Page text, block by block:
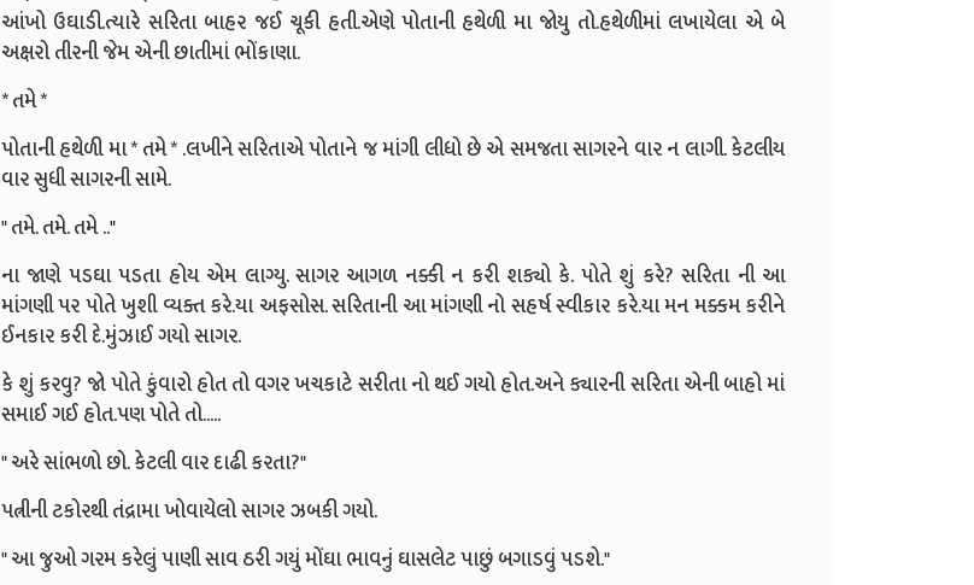
આંખો ઉઘાડી.ત્યારે સરિતા બાહર જઈ ચૂકી હતી.એણે પોતાની હથેળી મા જોયુ તો.હથેળીમાં લખાયેલા એ બે
અક્ષરો તીરની જેમ એની છાતીમાં ભોંકાણા.
* તમે *
પોતાની હથેળી મા * તમે * .લખીને સરિતાએ પોતાને જ માંગી લીધો છે એ સમજતા સાગરને વાર ન લાગી. કેટલીય
વાર સુધી સાગરની સામે.
" તમે. તમે. તમે .."
ના જાણે પડઘા પડતા હોય એમ લાગ્યુ. સાગર આગળ નક્કી ન કરી શક્યો કે. પોતે શું કરે? સરિતા ની આ
માંગણી પર પોતે ખુશી વ્યક્ત કરે.યા અફસોસ. સરિતાની આ માંગણી નો સહર્ષ સ્વીકાર કરે.યા મન મક્કમ કરીને
ઈનકાર કરી દે.મુંઝાઈ ગયો સાગર.
કે શું કરવુ? જો પોતે કુંવારો હોત તો વગર ખચકાટે સરીતા નો થઈ ગયો હોત.અને ક્યારની સરિતા એની બાહો માં
સમાઈ ગઈ હોત.પણ પોતે તો.....
" અરે સાંભળો છો. કેટલી વાર દાઢી કરતા?"
પત્નીની ટકોરથી તંદ્રામા ખોવાયેલો સાગર ઝબકી ગયો.
" આ જુઓ ગરમ કરેલું પાણી સાવ ઠરી ગયું મોંઘા ભાવનું ઘાસલેટ પાછું બગાડવું પડશે."